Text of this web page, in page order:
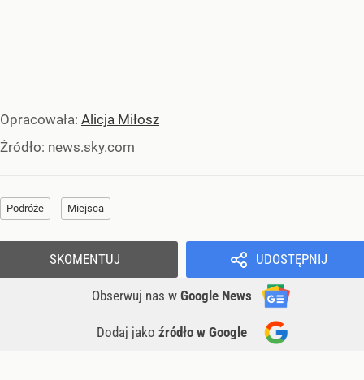
Opracowała: Alicja Miłosz
Źródło: news.sky.com
Podróże Miejsca
UDOSTĘPNIJ
Obserwuj nas w Google News
Dodaj jako źródło w Google
SKOMENTUJ